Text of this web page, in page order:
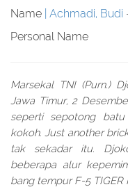
Name Achmadi, Budi
Personal Name
Marsekal TNI (Purn.)
Jawa Timur, 2
seperti sepotong
kokoh. Just another
tak sekadar itu.
beberapa alur
bang tempur F-5 TIGER